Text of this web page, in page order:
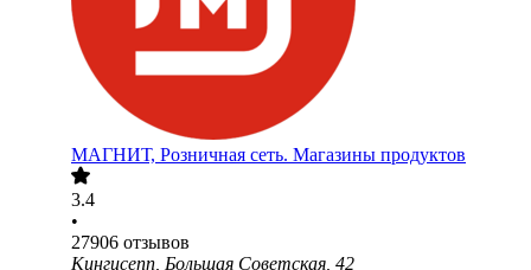
МАГНИТ, Розничная сеть. Магазины продуктов
3.4
•
27906 отзывов
Кингисепп, Большая Советская, 42